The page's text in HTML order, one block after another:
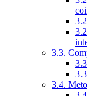
3.3.
3.4.